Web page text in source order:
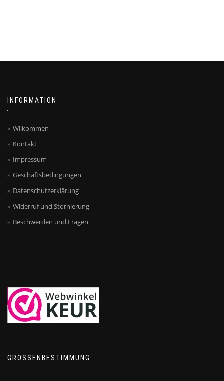
INFORMATION
Wilkommen
Kontakt
Impressum
Geschäftsbedingungen
Datenschutzerklärung
Widerruf und Stornierung
Beschwerden und Fragen
GRÖSSENBESTIMMUNG